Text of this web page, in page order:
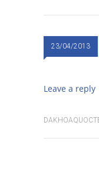
23/04/2013
Leave a reply